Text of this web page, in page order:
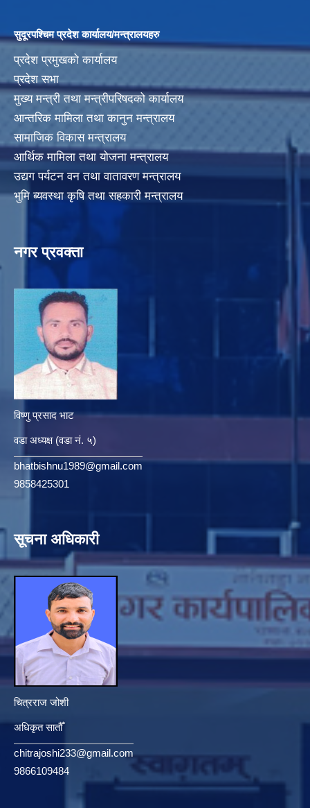
सुदूरपश्चिम प्रदेश कार्यालय/मन्त्रालयहरु
प्रदेश प्रमुखको कार्यालय
प्रदेश सभा
मुख्य मन्त्री तथा मन्त्रीपरिषदको कार्यालय
आन्तरिक मामिला तथा कानुन मन्त्रालय
सामाजिक विकास मन्त्रालय
आर्थिक मामिला तथा योजना मन्त्रालय
उद्यग पर्यटन वन तथा वातावरण मन्त्रालय
भुमि ब्यवस्था कृषि तथा सहकारी मन्त्रालय
नगर प्रवक्ता
विष्णु प्रसाद भाट
वडा अध्यक्ष (वडा नं. ५)
bhatbishnu1989@gmail.com
9858425301
सूचना अधिकारी
चित्रराज जोशी
अधिकृत सातौँ
chitrajoshi233@gmail.com
9866109484